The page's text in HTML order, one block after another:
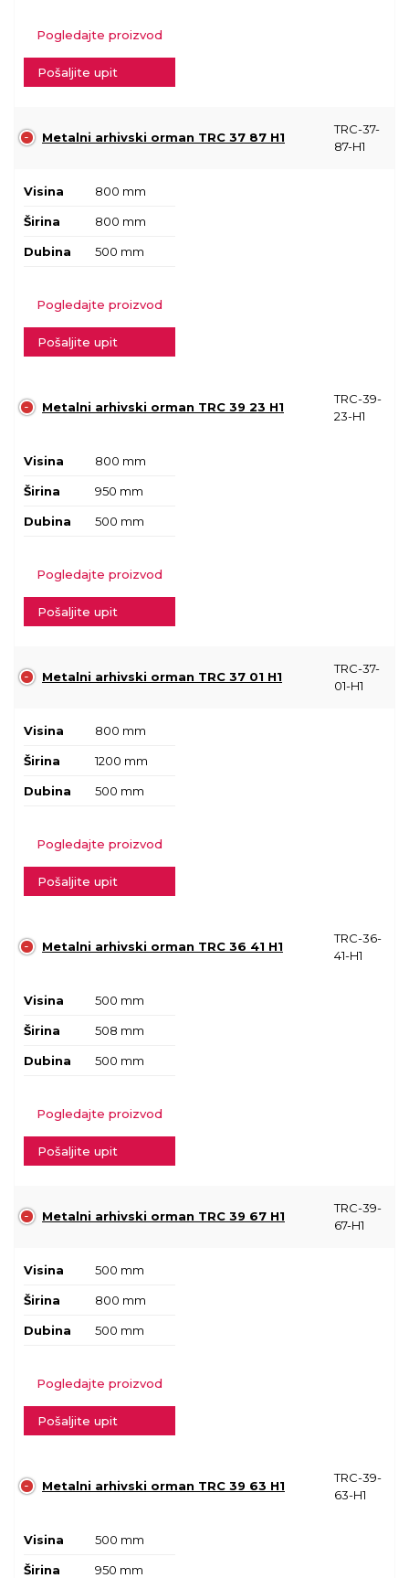
Pogledajte proizvod
Pošaljite upit
Metalni arhivski orman TRC 37 87 H1
TRC-37-
87-H1
Visina 800 mm
Širina 800 mm
Dubina 500 mm
Pogledajte proizvod
Pošaljite upit
Metalni arhivski orman TRC 39 23 H1
TRC-39-
23-H1
Visina 800 mm
Širina 950 mm
Dubina 500 mm
Pogledajte proizvod
Pošaljite upit
Metalni arhivski orman TRC 37 01 H1
TRC-37-
01-H1
Visina 800 mm
Širina 1200 mm
Dubina 500 mm
Pogledajte proizvod
Pošaljite upit
Metalni arhivski orman TRC 36 41 H1
TRC-36-
41-H1
Visina 500 mm
Širina 508 mm
Dubina 500 mm
Pogledajte proizvod
Pošaljite upit
Metalni arhivski orman TRC 39 67 H1
TRC-39-
67-H1
Visina 500 mm
Širina 800 mm
Dubina 500 mm
Pogledajte proizvod
Pošaljite upit
Metalni arhivski orman TRC 39 63 H1
TRC-39-
63-H1
Visina 500 mm
Širina 950 mm